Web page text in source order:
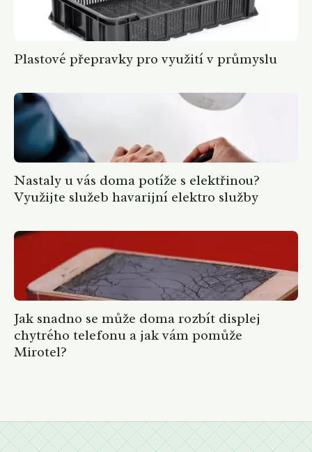
Plastové přepravky pro využití v průmyslu
Nastaly u vás doma potíže s elektřinou?
Využijte služeb havarijní elektro služby
Jak snadno se může doma rozbít displej
chytrého telefonu a jak vám pomůže
Mirotel?